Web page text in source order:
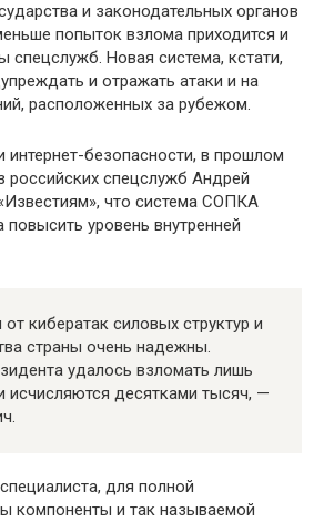
и законодательных органов
попыток взлома приходится и
спецслужб. Новая система, кстати,
и отражать атаки и на
расположенных за рубежом.
интернет-безопасности, в прошлом
российских спецслужб Андрей
что система СОПКА
уровень внутренней
кибератак силовых структур и
страны очень надежны.
удалось взломать лишь
исчисляются десятками тысяч, —
для полной
компоненты и так называемой